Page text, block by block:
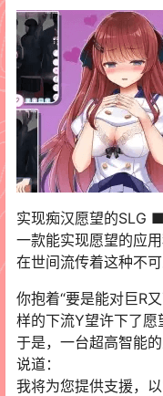
实现痴汉愿望的SLG ■
一款能实现愿望的应用
在世间流传着这种不可
你抱着“要是能对巨R
样的下流Y望许下了
于是，一台超高智能
说道：
我将为您提供支援，